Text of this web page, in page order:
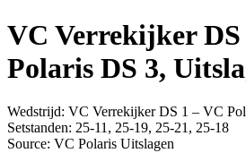
VC Verrekijker DS
Polaris DS 3,
Wedstrijd: VC Verrekijker DS 1 – VC
Setstanden: 25-11, 25-19, 25-21, 25-18
Source: VC Polaris Uitslagen